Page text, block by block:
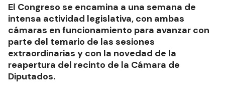
El Congreso se encamina a una semana de
intensa actividad legislativa, con ambas
cámaras en funcionamiento para avanzar con
parte del temario de las sesiones
extraordinarias y con la novedad de la
reapertura del recinto de la Cámara de
Diputados.